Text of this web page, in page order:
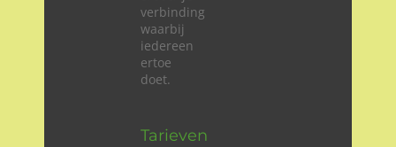
verbinding
waarbij
iedereen
ertoe
doet.
Tarieven